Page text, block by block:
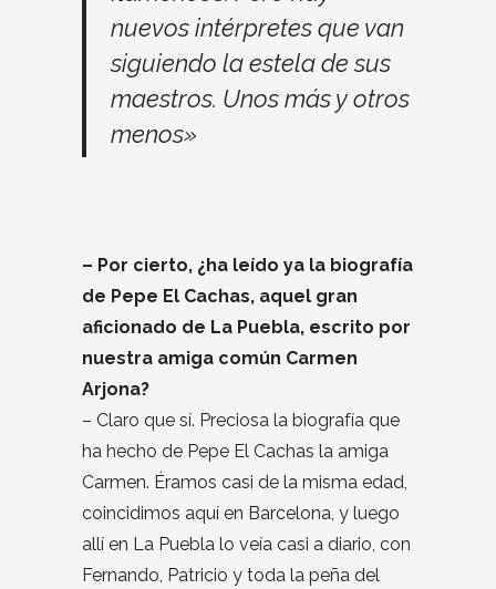
nuevos intérpretes que van
siguiendo la estela de sus
maestros. Unos más y otros
menos»
– Por cierto, ¿ha leído ya la biografía
de Pepe El Cachas, aquel gran
aficionado de La Puebla, escrito por
nuestra amiga común Carmen
Arjona?
– Claro que sí. Preciosa la biografía que
ha hecho de Pepe El Cachas la amiga
Carmen. Éramos casi de la misma edad,
coincidimos aquí en Barcelona, y luego
allí en La Puebla lo veía casi a diario, con
Fernando, Patricio y toda la peña del